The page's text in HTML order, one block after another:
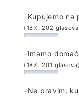
-Kupujemo na
(18%, 202
-Imamo
(18%, 201 glasova)
-Ne pravim,